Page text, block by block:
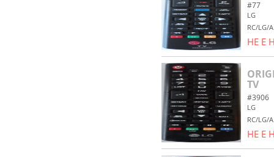
#77
LG
RC/LG/
НЕ Е
TV
#3906
LG
RC/LG/
НЕ Е